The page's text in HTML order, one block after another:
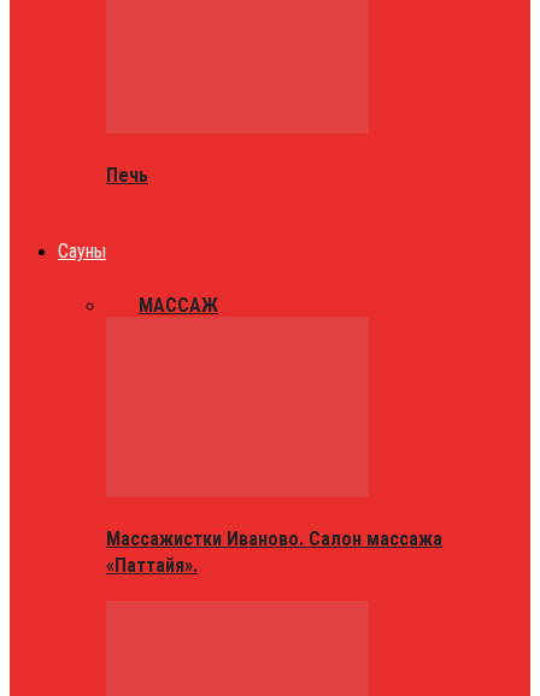
Печь
Сауны
МАССАЖ
Массажистки Иваново. Салон массажа
«Паттайя».